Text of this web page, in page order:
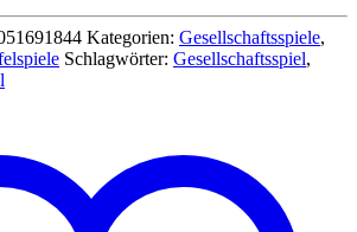
Kosmos
Menge
Kategorien: Gesellschaftsspiele,
Schlagwörter: Gesellschaftsspiel,